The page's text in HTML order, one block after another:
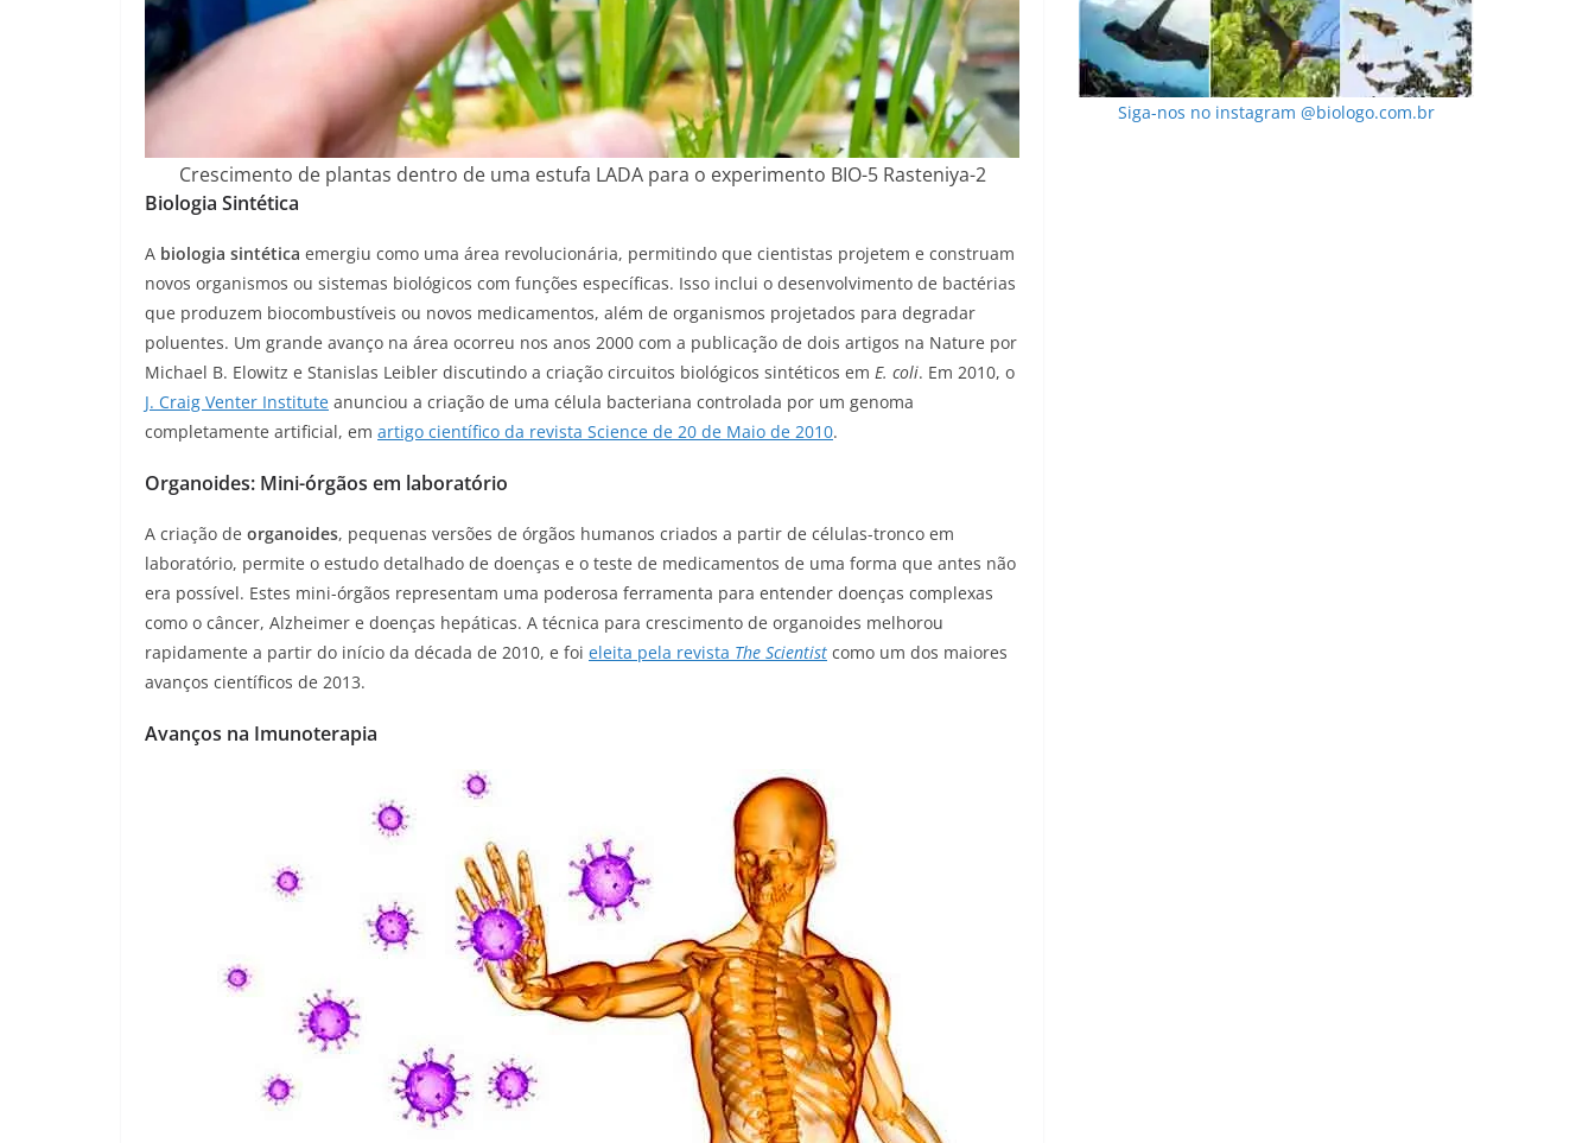
Crescimento de plantas dentro de uma estufa LADA para o experimento BIO-5 Rasteniya-2
Biologia Sintética
A biologia sintética emergiu como uma área revolucionária, permitindo que cientistas projetem e construam
novos organismos ou sistemas biológicos com funções específicas. Isso inclui o desenvolvimento de bactérias
que produzem biocombustíveis ou novos medicamentos, além de organismos projetados para degradar
poluentes. Um grande avanço na área ocorreu nos anos 2000 com a publicação de dois artigos na Nature por
Michael B. Elowitz e Stanislas Leibler discutindo a criação circuitos biológicos sintéticos em E. coli. Em 2010, o
J. Craig Venter Institute anunciou a criação de uma célula bacteriana controlada por um genoma
completamente artificial, em artigo científico da revista Science de 20 de Maio de 2010.
Organoides: Mini-órgãos em laboratório
A criação de organoides, pequenas versões de órgãos humanos criados a partir de células-tronco em
laboratório, permite o estudo detalhado de doenças e o teste de medicamentos de uma forma que antes não
era possível. Estes mini-órgãos representam uma poderosa ferramenta para entender doenças complexas
como o câncer, Alzheimer e doenças hepáticas. A técnica para crescimento de organoides melhorou
rapidamente a partir do início da década de 2010, e foi eleita pela revista The Scientist como um dos maiores
avanços científicos de 2013.
Avanços na Imunoterapia
Siga-nos no instagram @biologo.com.br